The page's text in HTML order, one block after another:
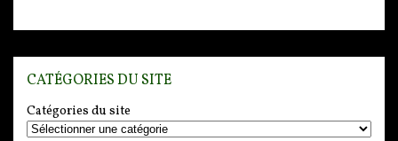
CATÉGORIES DU SITE
Catégories du site